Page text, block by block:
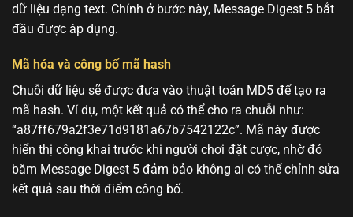
dữ liệu dạng text. Chính ở bước này, Message Digest 5 bắt
đầu được áp dụng.
Mã hóa và công bố mã hash
Chuỗi dữ liệu sẽ được đưa vào thuật toán MD5 để tạo ra
mã hash. Ví dụ, một kết quả có thể cho ra chuỗi như:
“a87ff679a2f3e71d9181a67b7542122c”. Mã này được
hiển thị công khai trước khi người chơi đặt cược, nhờ đó
băm Message Digest 5 đảm bảo không ai có thể chỉnh sửa
kết quả sau thời điểm công bố.